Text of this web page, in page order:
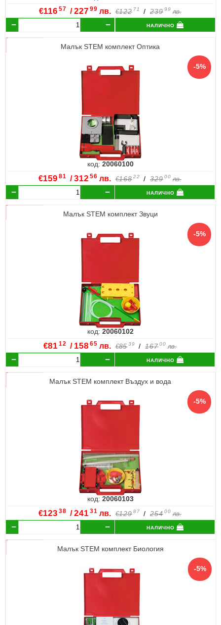
€116 57 /227 99 лв. €122 71 / 23999 лв.
налично
Малък STEM комплект Оптика
код: 20060100
€159 81 /312 56 лв. €16822 / 32900 лв.
налично
Малък STEM комплект Звуци
код: 20060102
€81 12 / 158 65 лв. €8539 / 16700 лв.
налично
Малък STEM комплект Въздух и вода
код: 20060103
€123 38 /241 31 лв. €12987 / 25400 лв.
налично
Малък STEM комплект Биология